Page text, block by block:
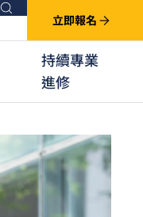
搜尋 立即報名
持續專業
進修